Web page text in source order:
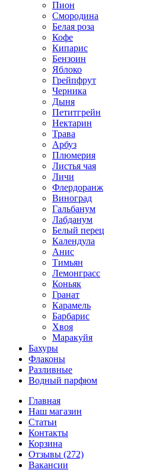
Пион
Смородина
Белая роза
Кофе
Кипарис
Бензоин
Яблоко
Грейпфрут
Черника
Дыня
Петитгрейн
Нектарин
Трава
Арбуз
Плюмерия
Листья чая
Личи
Флердоранж
Виноград
Гальбанум
Лабданум
Белый перец
Календула
Анис
Тимьян
Лемонграсс
Коньяк
Гранат
Карамель
Барбарис
Хвоя
Маракуйя
Бахуры
Флаконы
Разливные
Водный парфюм
Главная
Наш магазин
Статьи
Контакты
Корзина
Отзывы (272)
Вакансии